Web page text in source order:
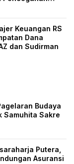
Keuangan RS
Dana
dan Sudirman
Budaya
Samuhita Sakre
Putera,
Asuransi